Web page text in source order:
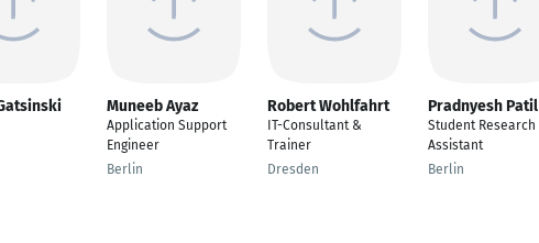
Muneeb Ayaz
Application Support
Engineer
Berlin
Robert Wohlfahrt
IT-Consultant &
Trainer
Dresden
Pradnyesh Patil
Student Research
Assistant
Berlin